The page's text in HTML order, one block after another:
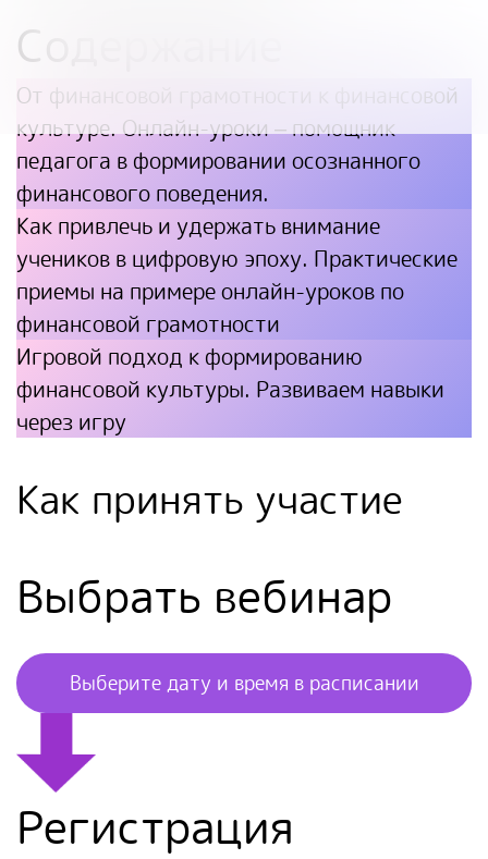
Содержание
От финансовой грамотности к финансовой
культуре. Онлайн-уроки – помощник
педагога в формировании осознанного
финансового поведения.
Как привлечь и удержать внимание
учеников в цифровую эпоху. Практические
приемы на примере онлайн-уроков по
финансовой грамотности
Игровой подход к формированию
финансовой культуры. Развиваем навыки
через игру
Как принять участие
Выбрать вебинар
Выберите дату и время в расписании
Регистрация